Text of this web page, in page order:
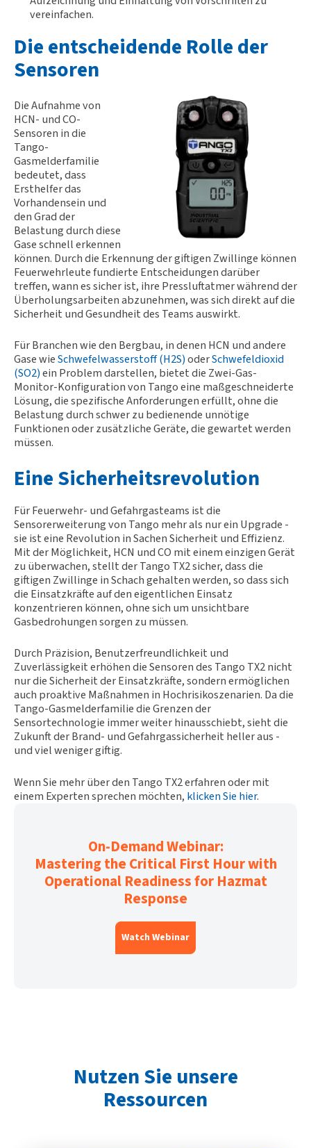
vereinfachen.
Die entscheidende Rolle der
Sensoren
Die Aufnahme von
HCN- und CO-
Sensoren in die
Tango-
Gasmelderfamilie
bedeutet, dass
Ersthelfer das
Vorhandensein und
den Grad der
Belastung durch diese
Gase schnell erkennen
können. Durch die Erkennung der giftigen Zwillinge können
Feuerwehrleute fundierte Entscheidungen darüber
treffen, wann es sicher ist, ihre Pressluftatmer während der
Überholungsarbeiten abzunehmen, was sich direkt auf die
Sicherheit und Gesundheit des Teams auswirkt.
Für Branchen wie den Bergbau, in denen HCN und andere
Gase wieSchwefelwasserstoff (H2S)oderSchwefeldioxid
(SO2)ein Problem darstellen, bietet die Zwei-Gas-
Monitor-Konfiguration von Tango eine maßgeschneiderte
Lösung, die spezifische Anforderungen erfüllt, ohne die
Belastung durch schwer zu bedienende unnötige
Funktionen oder zusätzliche Geräte, die gewartet werden
müssen.
Eine Sicherheitsrevolution
Für Feuerwehr- und Gefahrgasteams ist die
Sensorerweiterung von Tango mehr als nur ein Upgrade -
sie ist eine Revolution in Sachen Sicherheit und Effizienz.
Mit der Möglichkeit, HCN und CO mit einem einzigen Gerät
zu überwachen, stellt der Tango TX2 sicher, dass die
giftigen Zwillinge in Schach gehalten werden, so dass sich
die Einsatzkräfte auf den eigentlichen Einsatz
konzentrieren können, ohne sich um unsichtbare
Gasbedrohungen sorgen zu müssen.
Durch Präzision, Benutzerfreundlichkeit und
Zuverlässigkeit erhöhen die Sensoren des Tango TX2 nicht
nur die Sicherheit der Einsatzkräfte, sondern ermöglichen
auch proaktive Maßnahmen in Hochrisikoszenarien. Da die
Tango-Gasmelderfamilie die Grenzen der
Sensortechnologie immer weiter hinausschiebt, sieht die
Zukunft der Brand- und Gefahrgassicherheit heller aus -
und viel weniger giftig.
Wenn Sie mehr über den Tango TX2 erfahren oder mit
einem Experten sprechen möchten, klicken Sie hier.
On-Demand Webinar:
Mastering the Critical First Hour with
Operational Readiness for Hazmat
Response
Watch Webinar
Nutzen Sie unsere
Ressourcen